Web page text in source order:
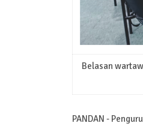
Belasan
PANDAN -